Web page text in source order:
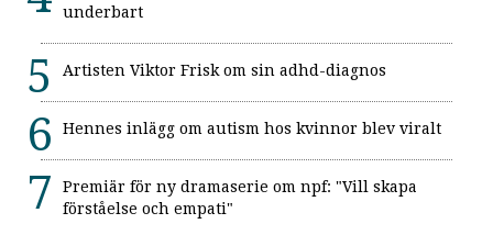
underbart
Artisten Viktor Frisk om sin adhd-diagnos
Hennes inlägg om autism hos kvinnor blev viralt
Premiär för ny dramaserie om npf: "Vill skapa
förståelse och empati"